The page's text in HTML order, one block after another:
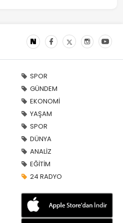
SPOR
GÜNDEM
EKONOMİ
YAŞAM
SPOR
DÜNYA
ANALİZ
EĞİTİM
24 RADYO